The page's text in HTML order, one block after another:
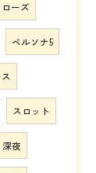
ローズ
ペルソナ5
スロット
深夜